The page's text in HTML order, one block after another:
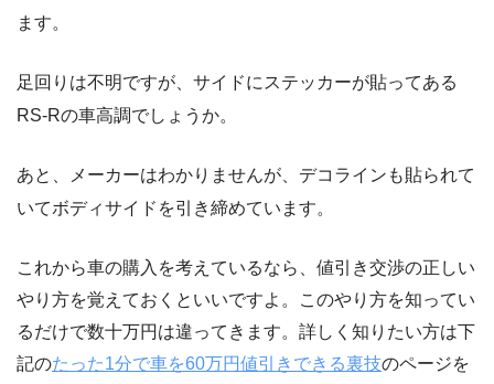
ます。
足回りは不明ですが、サイドにステッカーが貼ってある
RS-Rの車高調でしょうか。
あと、メーカーはわかりませんが、デコラインも貼られて
いてボディサイドを引き締めています。
これから車の購入を考えているなら、値引き交渉の正しい
やり方を覚えておくといいですよ。このやり方を知ってい
るだけで数十万円は違ってきます。詳しく知りたい方は下
記のたった1分で車を60万円値引きできる裏技のページを